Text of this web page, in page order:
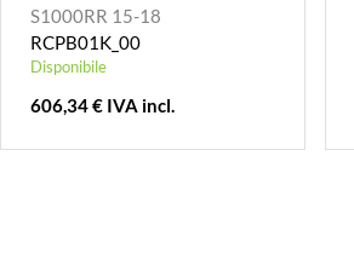
S1000RR 15-18
RCPB01K_00
Disponibile
606,34 € IVA incl.